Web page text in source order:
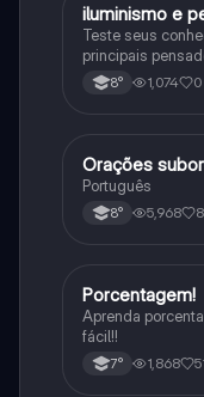
História
iluminismo e
Teste seus
principais
impacto histórico.
8° 1,074 0
Português
Orações
Português
8° 5,968
Matematica
Porcentagem!
Aprenda
fácil!!
7° 1,868